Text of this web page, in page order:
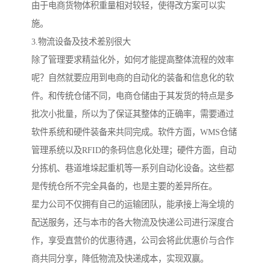
由于电商货物体积重量相对较轻，使得改方案可以实
施。
3.物流设备及技术差别很大
除了管理要求精益化外，如何才能提高整体流程的效率
呢？自然就要应用到电商的自动化的装备和信息化的软
件。和传统仓储不同，电商仓储由于其发货的特点是多
批次小批量，所以为了保证其整体的正确率，需要通过
软件系统和硬件装备来共同完成。软件方面，WMS仓储
管理系统以及RFID的条码信息化处理；硬件方面，自动
分拣机、巷道堆垛起重机等一系列自动化设备。这些都
是传统仓所不完全具备的，也是主要的差异所在。
星力公司不仅拥有自己的运输团队，能承接上海全境的
配送服务，还与本市的各大物流及快递公司进行深度合
作，享受直营价的优惠待遇，公司会将此优惠价与合作
商共同分享，降低物流及快递成本，实现双赢。